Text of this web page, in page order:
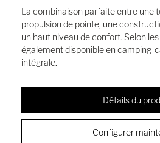
La combinaison parfaite entre une
propulsion de pointe, une
un haut niveau de confort. Selon
également disponible en
intégrale.
Détails du
Configurer